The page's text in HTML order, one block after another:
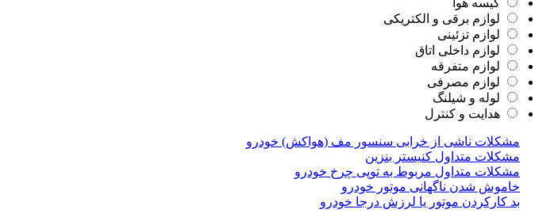
لوازم برقی و الکتریکی
لوازم تزئینی
لوازم داخلی اتاق
لوازم متفرقه
لوازم مصرفی
لوله و شیلنگ
هدایت و کنترل
مشکلات ناشی از خرابی سنسور مف (هواکش) خودرو
مشکلات متداول کنیستر بنزین
مشکلات متداول مربوط به توپی چرخ خودرو
خاموش شدن ناگهانی موتور خودرو
بد کارکردن موتور یا لرزش درجا خودرو